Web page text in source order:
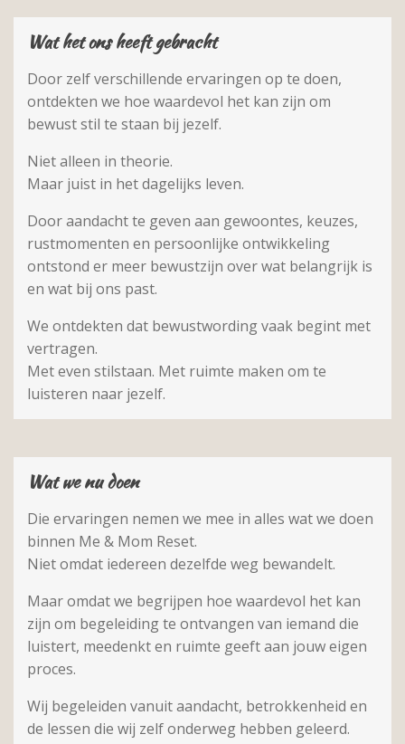
Wat het ons heeft gebracht
Door zelf verschillende ervaringen op te doen,
ontdekten we hoe waardevol het kan zijn om
bewust stil te staan bij jezelf.
Niet alleen in theorie.
Maar juist in het dagelijks leven.
Door aandacht te geven aan gewoontes, keuzes,
rustmomenten en persoonlijke ontwikkeling
ontstond er meer bewustzijn over wat belangrijk is
en wat bij ons past.
We ontdekten dat bewustwording vaak begint met
vertragen.
Met even stilstaan. Met ruimte maken om te
luisteren naar jezelf.
Wat we nu doen
Die ervaringen nemen we mee in alles wat we doen
binnen Me & Mom Reset.
Niet omdat iedereen dezelfde weg bewandelt.
Maar omdat we begrijpen hoe waardevol het kan
zijn om begeleiding te ontvangen van iemand die
luistert, meedenkt en ruimte geeft aan jouw eigen
proces.
Wij begeleiden vanuit aandacht, betrokkenheid en
de lessen die wij zelf onderweg hebben geleerd.